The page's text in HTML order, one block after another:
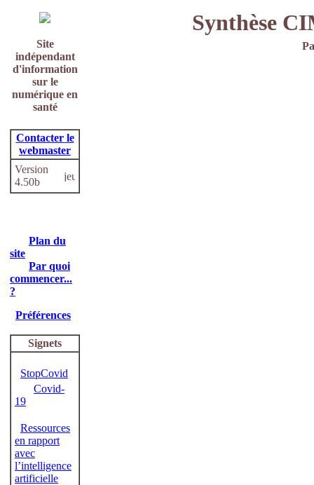
Site
indépendant
d'information
sur le
numérique en
santé
Contacter le
webmaster
Version
4.50b
Plan du
site
Par quoi
commencer...
?
Préférences
Signets
StopCovid
Covid-
19
Ressources
en rapport
avec
l’intelligence
artificielle
Synthèse